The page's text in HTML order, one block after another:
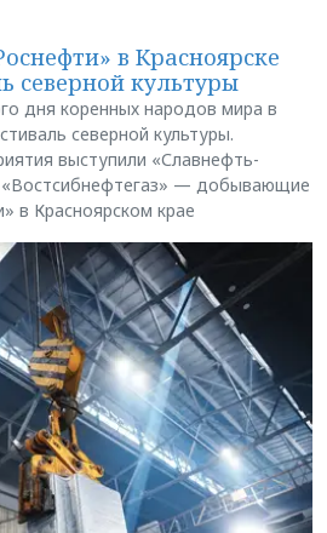
в Красноярске
северной культуры
дня коренных народов мира в
северной культуры.
выступили «Славнефть-
«Востсибнефтегаз» — добывающие
в Красноярском крае